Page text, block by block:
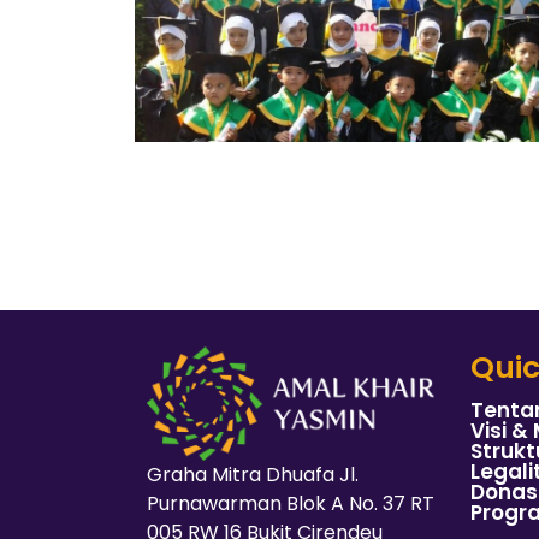
Graha Mitra Dhuafa Jl.
Purnawarman Blok A No. 37 RT
005 RW 16 Bukit Cirendeu
Visi &